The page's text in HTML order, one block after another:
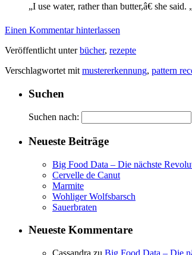
„I use water, rather than butter,â€ she
Einen Kommentar hinterlassen
Veröffentlicht unter bücher, rezepte
Verschlagwortet mit mustererkennung, pattern
Suchen
Suchen nach:
Neueste Beiträge
Big Food Data – Die nächste
Cervelle de Canut
Marmite
Wohliger Wolfsbarsch
Sauerbraten
Neueste Kommentare
Cassandra zu Big Food Data – Die